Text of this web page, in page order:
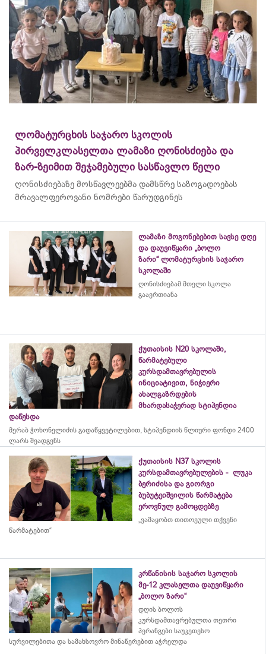
ლომატურცხის საჯარო სკოლის
პირველკლასელთა ლამაზი ღონისძიება და
ზარ-ზეიმით შეჯამებული სასწავლო წელი
ღონისძიებაზე მოსწავლეებმა დამსწრე საზოგადოებას
მრავალფეროვანი ნომრები წარუდგინეს
ლამაზი მოგონებებით სავსე დღე
და დაუვიწყარი „ბოლო
ზარი“ ლომატურცხის საჯარო
სკოლაში
ღონისძიებამ მთელი სკოლა
გააერთიანა
ქუთაისის N20 სკოლაში,
წარმატებული
კურსდამთავრებულის
ინიციატივით, ნიჭიერი
ახალგაზრდების
მხარდასაჭერად სტიპენდია
დაწესდა
მერაბ ჭოხონელიძის გადაწყვეტილებით, სტიპენდიის წლიური ფონდი 2400
ლარს შეადგენს
ქუთაისის N37 სკოლის
კურსდამთავრებულების - ლუკა
ბერიძისა და გიორგი
ბუბუტეიშვილის წარმატება
ეროვნულ გამოცდებზე
„ვამაყობთ თითოეული თქვენი
წარმატებით“
კრწანისის საჯარო სკოლის
მე-12 კლასელთა დაუვიწყარი
„ბოლო ზარი“
დღის ბოლოს
კურსდამთავრებულთა თეთრი
პერანგები საუკეთესო
სურვილებითა და სამახსოვრო მინაწერებით აჭრელდა